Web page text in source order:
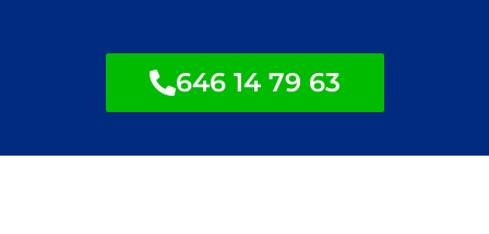
646 14 79 63